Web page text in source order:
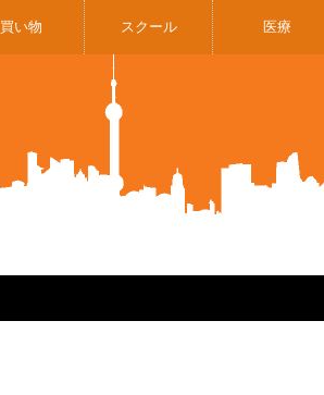
買い物 スクール 医療